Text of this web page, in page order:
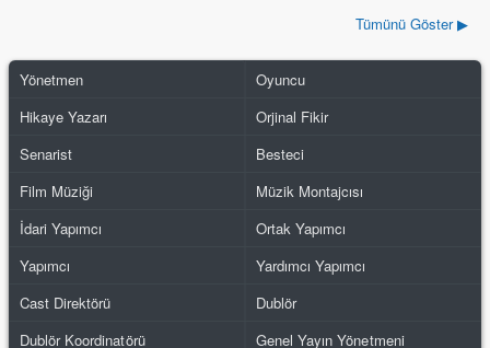
Tümünü Göster ▶
Yönetmen
Oyuncu
Hikaye Yazarı
Orjinal Fikir
Senarist
Besteci
Film Müziği
Müzik Montajcısı
İdari Yapımcı
Ortak Yapımcı
Yapımcı
Yardımcı Yapımcı
Cast Direktörü
Dublör
Dublör Koordinatörü
Genel Yayın Yönetmeni